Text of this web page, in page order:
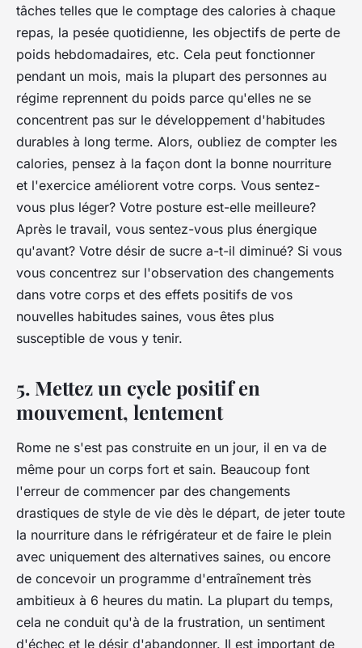
tâches telles que le comptage des calories à chaque
repas, la pesée quotidienne, les objectifs de perte de
poids hebdomadaires, etc. Cela peut fonctionner
pendant un mois, mais la plupart des personnes au
régime reprennent du poids parce qu'elles ne se
concentrent pas sur le développement d'habitudes
durables à long terme. Alors, oubliez de compter les
calories, pensez à la façon dont la bonne nourriture
et l'exercice améliorent votre corps. Vous sentez-
vous plus léger? Votre posture est-elle meilleure?
Après le travail, vous sentez-vous plus énergique
qu'avant? Votre désir de sucre a-t-il diminué? Si vous
vous concentrez sur l'observation des changements
dans votre corps et des effets positifs de vos
nouvelles habitudes saines, vous êtes plus
susceptible de vous y tenir.
5. Mettez un cycle positif en
mouvement, lentement
Rome ne s'est pas construite en un jour, il en va de
même pour un corps fort et sain. Beaucoup font
l'erreur de commencer par des changements
drastiques de style de vie dès le départ, de jeter toute
la nourriture dans le réfrigérateur et de faire le plein
avec uniquement des alternatives saines, ou encore
de concevoir un programme d'entraînement très
ambitieux à 6 heures du matin. La plupart du temps,
cela ne conduit qu'à de la frustration, un sentiment
d'échec et le désir d'abandonner. Il est important de